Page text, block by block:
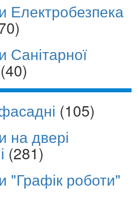
Електробезпека
Санітарної
(40)
(105)
на двері
(281)
"Графік роботи"